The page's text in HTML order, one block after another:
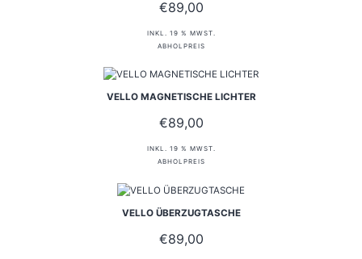
€89,00
INKL. 19 % MWST.
ABHOLPREIS
VELLO MAGNETISCHE LICHTER
€89,00
INKL. 19 % MWST.
ABHOLPREIS
VELLO ÜBERZUGTASCHE
€89,00